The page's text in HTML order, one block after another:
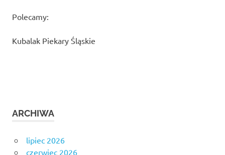
Polecamy:
Kubalak Piekary Śląskie
ARCHIWA
lipiec 2026
czerwiec 2026